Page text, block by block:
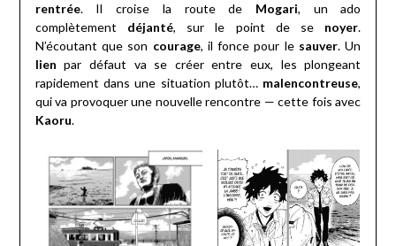
rentrée. Il croise la route de Mogari, un ado
complètement déjanté, sur le point de se noyer.
N’écoutant que son courage, il fonce pour le sauver. Un
lien par défaut va se créer entre eux, les plongeant
rapidement dans une situation plutôt… malencontreuse,
qui va provoquer une nouvelle rencontre — cette fois avec
Kaoru.